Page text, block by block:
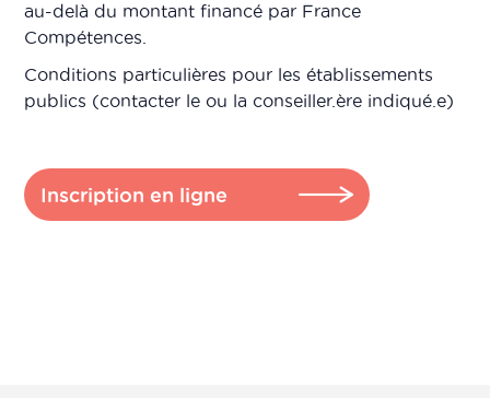
au-delà du montant financé par France
Compétences.
Conditions particulières pour les établissements
publics (contacter le ou la conseiller.ère indiqué.e)
Inscription en ligne